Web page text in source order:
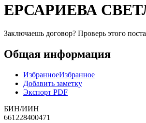
ЕРСАРИЕВА
Заключаешь договор? Проверь этого
Общая информация
ИзбранноеИзбранное
Добавить заметку
Экспорт PDF
БИН/ИИН
661228400471